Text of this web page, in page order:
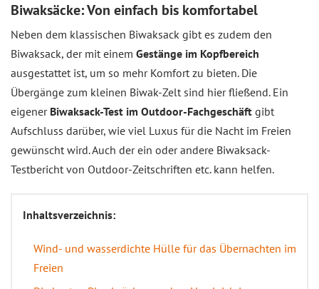
Biwaksäcke: Von einfach bis komfortabel
Neben dem klassischen Biwaksack gibt es zudem den
Biwaksack, der mit einem Gestänge im Kopfbereich
ausgestattet ist, um so mehr Komfort zu bieten. Die
Übergänge zum kleinen Biwak-Zelt sind hier fließend. Ein
eigener Biwaksack-Test im Outdoor-Fachgeschäft gibt
Aufschluss darüber, wie viel Luxus für die Nacht im Freien
gewünscht wird. Auch der ein oder andere Biwaksack-
Testbericht von Outdoor-Zeitschriften etc. kann helfen.
Inhaltsverzeichnis:
Wind- und wasserdichte Hülle für das Übernachten im
Freien